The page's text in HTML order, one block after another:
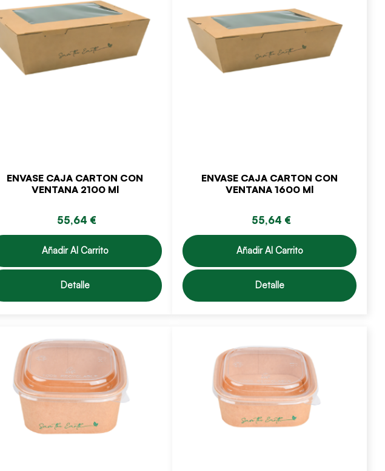
ENVASE CAJA CARTON CON
VENTANA 2100 Ml
55,64 €
Añadir Al Carrito
Detalle
ENVASE CAJA CARTON CON
VENTANA 1600 Ml
55,64 €
Añadir Al Carrito
Detalle